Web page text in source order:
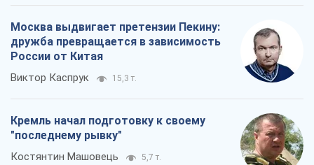
Москва выдвигает претензии Пекину:
дружба превращается в зависимость
России от Китая
Виктор Каспрук 15,3 т.
Кремль начал подготовку к своему
"последнему рывку"
Костянтин Машовець 5,7 т.